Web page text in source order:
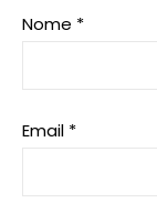
Nome *
Email *